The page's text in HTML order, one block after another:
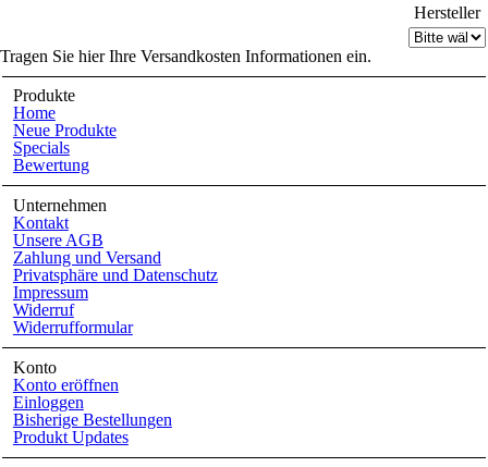
Hersteller
Tragen Sie hier Ihre Versandkosten Informationen ein.
Produkte
Home
Neue Produkte
Specials
Bewertung
Unternehmen
Kontakt
Unsere AGB
Zahlung und Versand
Privatsphäre und Datenschutz
Impressum
Widerruf
Widerrufformular
Konto
Konto eröffnen
Einloggen
Bisherige Bestellungen
Produkt Updates